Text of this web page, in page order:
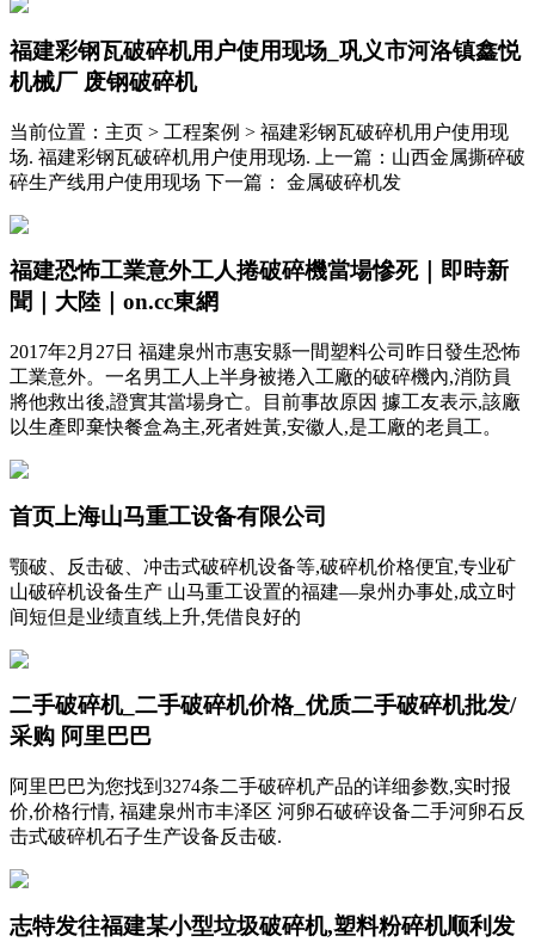
福建彩钢瓦破碎机用户使用现场_巩义市河洛镇鑫悦
机械厂 废钢破碎机
当前位置：主页 > 工程案例 > 福建彩钢瓦破碎机用户使用现
场. 福建彩钢瓦破碎机用户使用现场. 上一篇：山西金属撕碎破
碎生产线用户使用现场 下一篇： 金属破碎机发
福建恐怖工業意外工人捲破碎機當場慘死｜即時新
聞｜大陸｜on.cc東網
2017年2月27日 福建泉州市惠安縣一間塑料公司昨日發生恐怖
工業意外。一名男工人上半身被捲入工廠的破碎機內,消防員
將他救出後,證實其當場身亡。目前事故原因 據工友表示,該廠
以生產即棄快餐盒為主,死者姓黃,安徽人,是工廠的老員工。
首页上海山马重工设备有限公司
颚破、反击破、冲击式破碎机设备等,破碎机价格便宜,专业矿
山破碎机设备生产 山马重工设置的福建—泉州办事处,成立时
间短但是业绩直线上升,凭借良好的
二手破碎机_二手破碎机价格_优质二手破碎机批发/
采购 阿里巴巴
阿里巴巴为您找到3274条二手破碎机产品的详细参数,实时报
价,价格行情, 福建泉州市丰泽区 河卵石破碎设备二手河卵石反
击式破碎机石子生产设备反击破.
志特发往福建某小型垃圾破碎机,塑料粉碎机顺利发